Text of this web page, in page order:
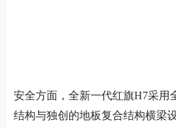
安全方面，全新一代红旗H7采用
结构与独创的地板复合结构横梁